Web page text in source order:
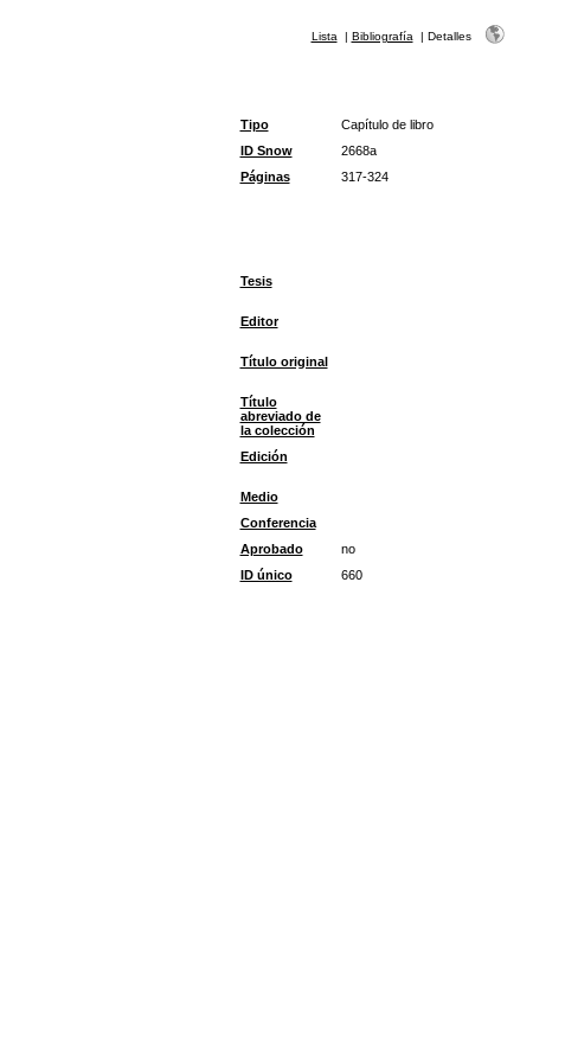
Lista | Bibliografía | Detalles
Tipo
Capítulo de libro
ID Snow
2668a
Páginas
317-324
Tesis
Editor
Título original
Título
abreviado de
la colección
Edición
Medio
Conferencia
Aprobado
no
ID único
660